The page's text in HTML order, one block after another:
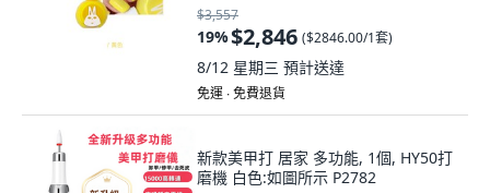
$3,557
19%$2,846 ($2846.00/1套)
8/12 星期三 預計送達
免運 ∙ 免費退貨
新款美甲打 居家 多功能, 1個, HY50打
磨機 白色:如圖所示 P2782